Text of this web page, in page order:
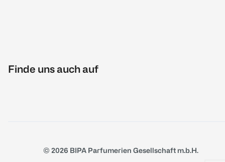
Finde uns auch auf
© 2026 BIPA Parfumerien Gesellschaft m.b.H.